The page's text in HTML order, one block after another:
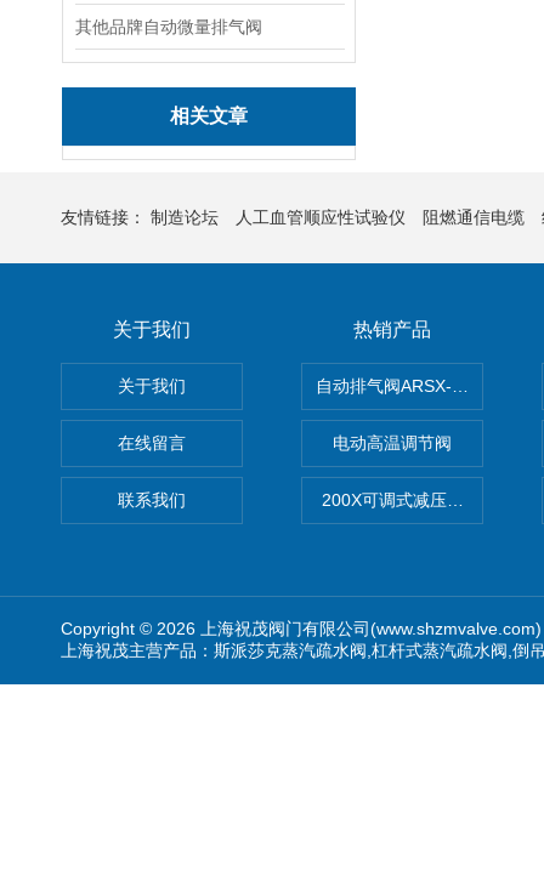
其他品牌自动微量排气阀
相关文章
友情链接： 制造论坛 人工血管顺应性试验仪 阻燃通信电缆
关于我们
关于我们
在线留言
联系我们
热销产品
自动排气阀ARSX-0015/
电动高温调节阀
200X可调式减压阀（减压稳
Copyright © 2026 上海祝茂阀门有限公司
上海祝茂主营产品：斯派莎克蒸汽疏水阀,杠杆式蒸汽疏水阀,倒